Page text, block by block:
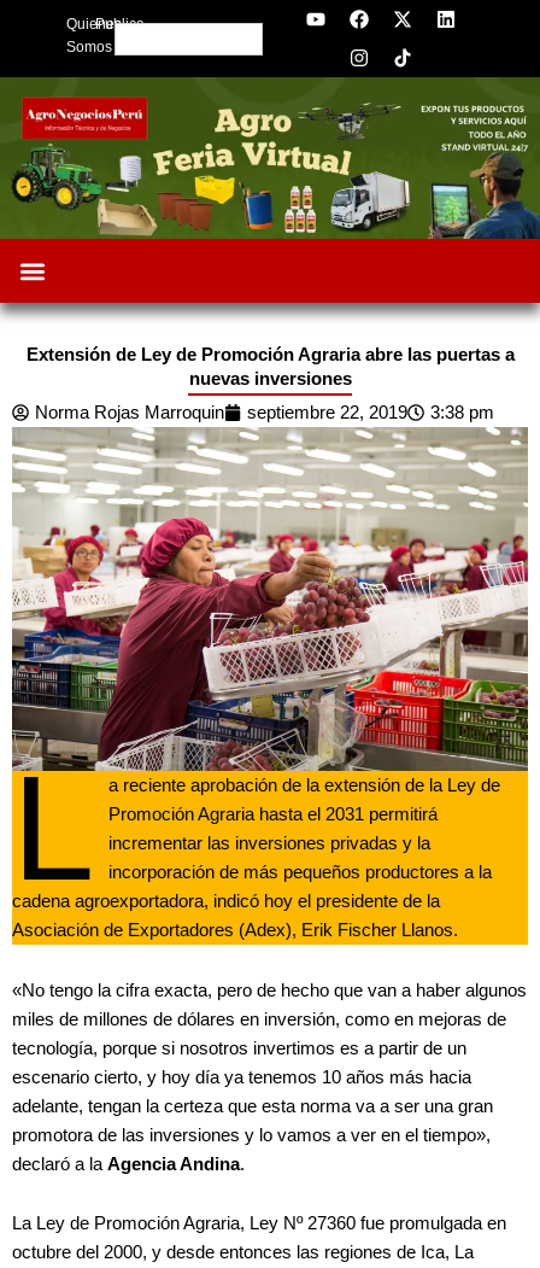
Quienes
Somos
Publica
Search
Y
o
b
e
F
a
c
e
o
o
k
X
-
t
w
t
L
i
d
n
I
n
s
t
g
r
a
Extensión de Ley de Promoción Agraria abre las puertas a
nuevas inversiones
Norma Rojas Marroquin
septiembre 22, 2019 3:38 pm
L
a reciente aprobación de la extensión de la Ley de
Promoción Agraria hasta el 2031 permitirá
incrementar las inversiones privadas y la
incorporación de más pequeños productores a la
cadena agroexportadora, indicó hoy el presidente de la
Asociación de Exportadores (Adex), Erik Fischer Llanos.
«No tengo la cifra exacta, pero de hecho que van a haber algunos
miles de millones de dólares en inversión, como en mejoras de
tecnología, porque si nosotros invertimos es a partir de un
escenario cierto, y hoy día ya tenemos 10 años más hacia
adelante, tengan la certeza que esta norma va a ser una gran
promotora de las inversiones y lo vamos a ver en el tiempo»,
declaró a la Agencia Andina.
La Ley de Promoción Agraria, Ley Nº 27360 fue promulgada en
octubre del 2000, y desde entonces las regiones de Ica, La